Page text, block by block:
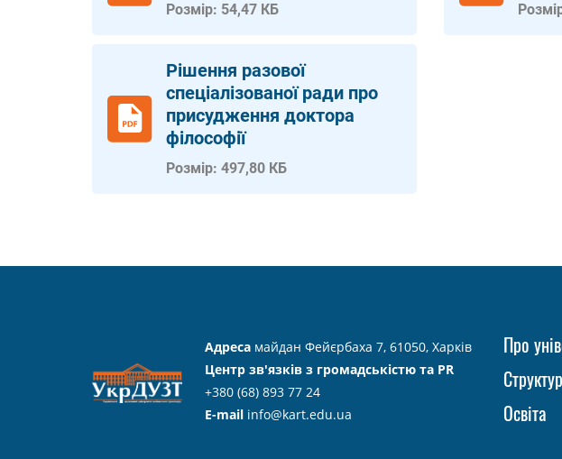
Розмір: 54,47 КБ
Рішення разової
спеціалізованої ради про
присудження доктора
філософії
Розмір: 497,80 КБ
Адреса майдан Фейєрбаха 7, 61050, Харків
Центр зв'язків з громадськістю та PR
+380 (68) 893 77 24
E-mail info@kart.edu.ua
Про
Освіта